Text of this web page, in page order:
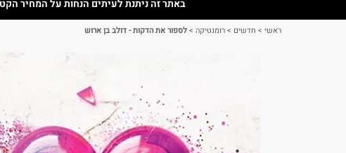
באתר זה ניתנת לעיתים הנחות על המחיר
ראשי > חדשים >רומנטיקה >לספור את הדקות - דולב בן ארוש